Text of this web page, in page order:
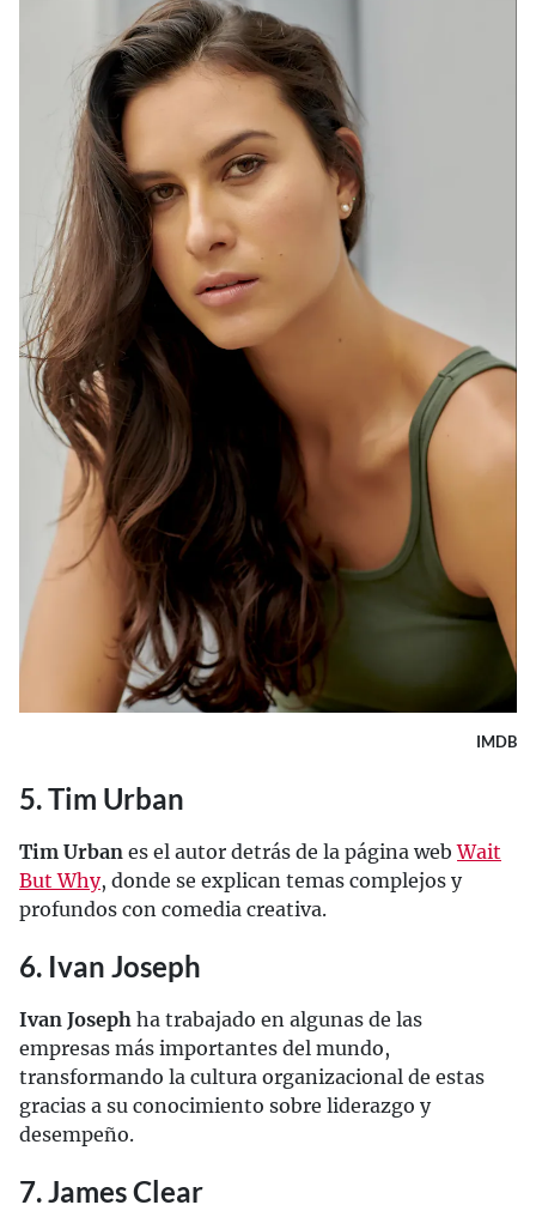
IMDB
5. Tim Urban
Tim Urban es el autor detrás de la página webWait
But Why, donde se explican temas complejos y
profundos con comedia creativa.
6. Ivan Joseph
Ivan Joseph ha trabajado en algunas de las
empresas más importantes del mundo,
transformando la cultura organizacional de estas
gracias a su conocimiento sobre liderazgo y
desempeño.
7. James Clear